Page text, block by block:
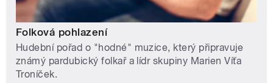
Folková pohlazení
Hudební pořad o "hodné" muzice, který připravuje
známý pardubický folkař a lídr skupiny Marien Víťa
Troníček.